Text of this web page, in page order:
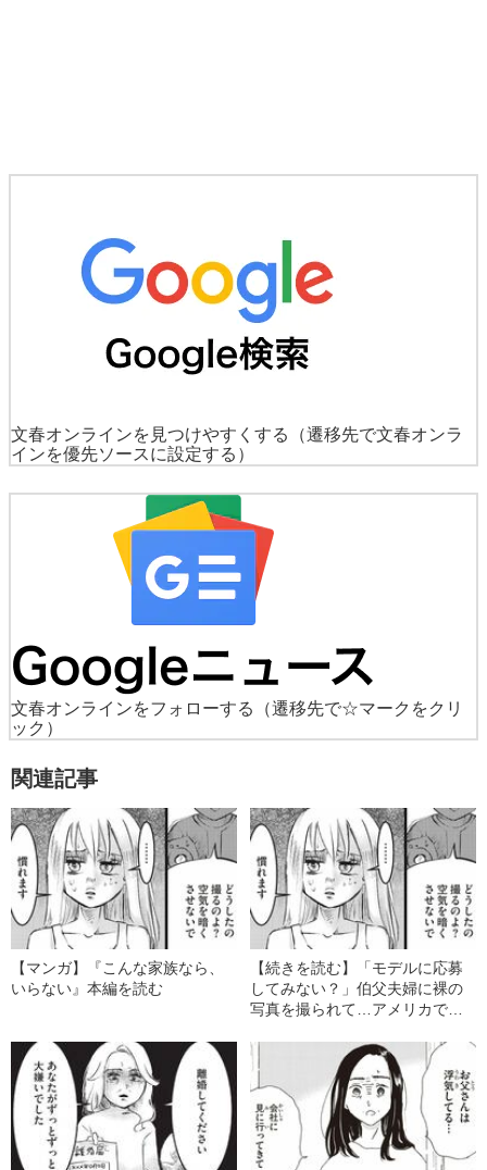
文春オンラインを見つけやすくする
（遷移先で文春オンラ
インを優先ソースに設定する）
文春オンラインをフォローする
（遷移先で☆マークをクリ
ック）
関連記事
【マンガ】『こんな家族なら、
いらない』本編を読む
【続きを読む】「モデルに応募
してみない？」伯父夫婦に裸の
写真を撮られて…アメリカで生